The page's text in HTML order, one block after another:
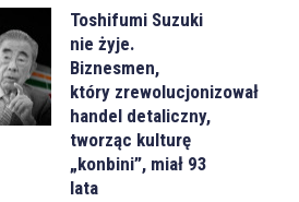
Toshifumi Suzuki
nie żyje.
Biznesmen,
który zrewolucjonizował
handel detaliczny,
tworząc kulturę
„konbini”, miał 93
lata